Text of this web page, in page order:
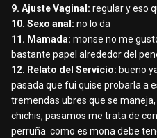
9. Ajuste Vaginal: regular y eso
10. Sexo anal: no lo da
11. Mamada: monse no me
bastante papel alrededor del
12. Relato del Servicio: bueno
pasada que fui quise probarla a
tremendas ubres que se
chichis, pasamos me trata de
perruña como es mona debe